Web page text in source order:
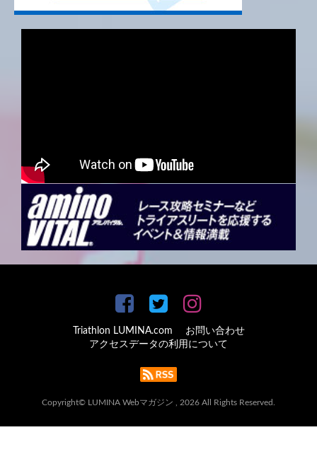
Triathlon LUMINA.com
お問い合わせ
アクセスデータの利用について
Copyright© LUMINA Webマガジン , 2026 All Rights Reserved.